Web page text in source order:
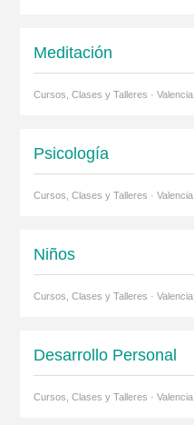
Meditación
Cursos, Clases y Talleres · Valencia
Psicología
Cursos, Clases y Talleres · Valencia
Niños
Cursos, Clases y Talleres · Valencia
Desarrollo Personal
Cursos, Clases y Talleres · Valencia